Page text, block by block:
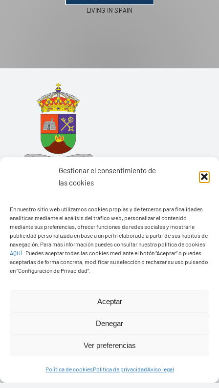
Gestionar el consentimiento de
las cookies
En nuestro sitio web utilizamos cookies propias y de terceros para finalidades
analíticas mediante el análisis del tráfico web, personalizar el contenido
mediante sus preferencias, ofrecer funciones de redes sociales y mostrarle
publicidad personalizada en base a un perfil elaborado a partir de sus hábitos de
navegación. Para más información puedes consultar nuestra política de cookies
AQUÍ
Puedes aceptar todas las cookies mediante el botón “Aceptar” o puedes
aceptarlas de forma concreta, modificar su selección o rechazar su uso pulsando
en “Configuración de Privacidad”.
Aceptar
Denegar
Ver preferencias
Política de cookiesPolítica de privacidadAviso legal
LIVING IN SPAIN
Ayuntamiento de Yaiza
Pza. de Los Remedios, 1
35570 – Yaiza
Tel:928 83 62 20
© Copyright2026 Ayuntamiento de Yaiza - Todos los